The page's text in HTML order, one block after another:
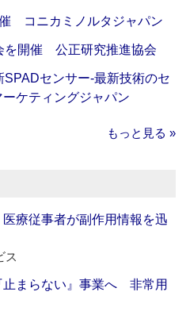
コニカミノルタジャパン
を開催 公正研究推進協会
センサー‐最新技術のセ
ケティングジャパン
もっと見る »
医療従事者が副作用情報を迅
ス
止まらない』事業へ 非常用